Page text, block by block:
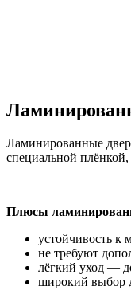
Ламинированные
специальной
Плюсы
устойчивость к
не требуют
лёгкий уход —
широкий выбор